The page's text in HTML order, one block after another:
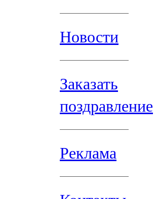
Новости
Заказать
поздравление
Реклама